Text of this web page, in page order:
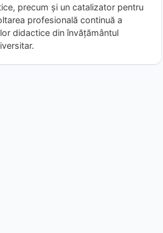
precum și un catalizator pentru
profesională continuă a
didactice din învățământul